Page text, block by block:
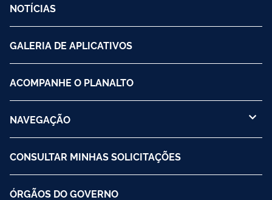
NOTÍCIAS
GALERIA DE APLICATIVOS
ACOMPANHE O PLANALTO
NAVEGAÇÃO
CONSULTAR MINHAS SOLICITAÇÕES
ÓRGÃOS DO GOVERNO